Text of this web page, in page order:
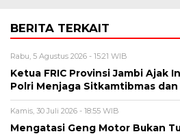
BERITA TERKAIT
Rabu, 5 Agustus 2026 - 15:21 WIB
Ketua FRIC Provinsi Jambi Ajak
Polri Menjaga Sitkamtibmas
Kamis, 30 Juli 2026 - 18:55 WIB
Mengatasi Geng Motor Bukan